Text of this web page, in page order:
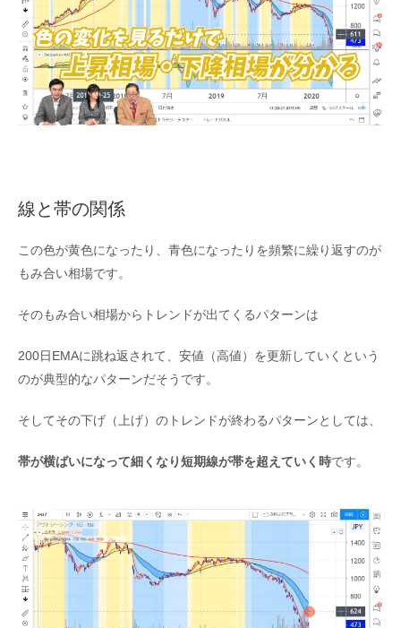
線と帯の関係
この色が黄色になったり、青色になったりを頻繁に繰り返すのが
もみ合い相場です。
そのもみ合い相場からトレンドが出てくるパターンは
200日EMAに跳ね返されて、安値（高値）を更新していくという
のが典型的なパターンだそうです。
そしてその下げ（上げ）のトレンドが終わるパターンとしては、
帯が横ばいになって細くなり短期線が帯を超えていく時です。